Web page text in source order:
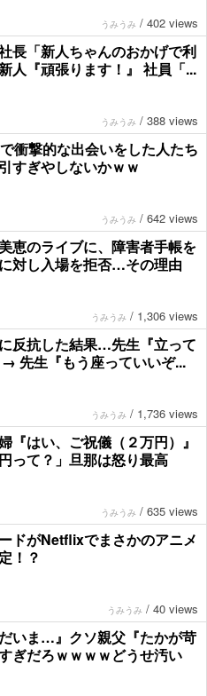
うみうみ / 402 views
長「新人ちゃんのおかげで利
人『頑張ります！』 社員「...
うみうみ / 388 views
衝撃的な出会いをした人たち
すぎやしないかｗｗ
うみうみ / 642 views
恵のライブに、障害者手帳を
対し入場を拒否…その理由
うみうみ / 1,306 views
反抗した結果…先生『立って
先生『もう座っていいぞ...
うみうみ / 1,736 views
『はい、ご祝儀（２万円）』
って？」旦那は怒り最高
うみうみ / 635 views
ドがNetflixでまさかのアニメ
！？
うみうみ / 40 views
だいま…』クソ親父『たかが苛
ぎだろｗｗｗｗどうせ汚い